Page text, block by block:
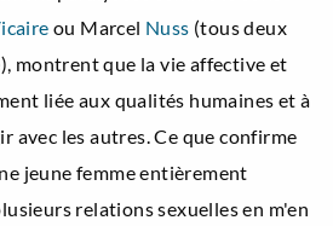
ou Marcel Nuss (tous deux
montrent que la vie affective et
liée aux qualités humaines et à
avec les autres. Ce que confirme
jeune femme entièrement
relations sexuelles en m'en